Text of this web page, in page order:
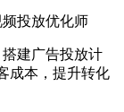
投放优化师
搭建广告投放计
成本，提升转化